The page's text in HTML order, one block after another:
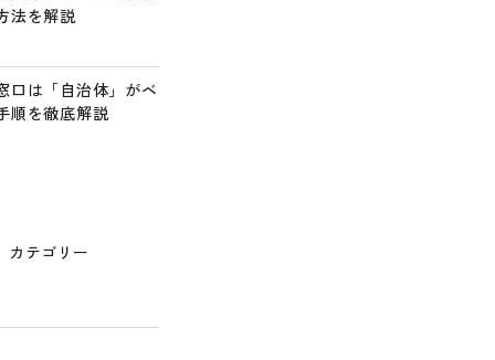
法を解説
口は「自治体」がベ
順を徹底解説
カテゴリー